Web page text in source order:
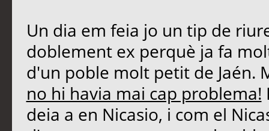
Un dia em feia jo un tip de
doblement ex perquè ja fa
d'un poble molt petit de Jaén.
no hi havia mai cap problema!
deia a en Nicasio, i com el